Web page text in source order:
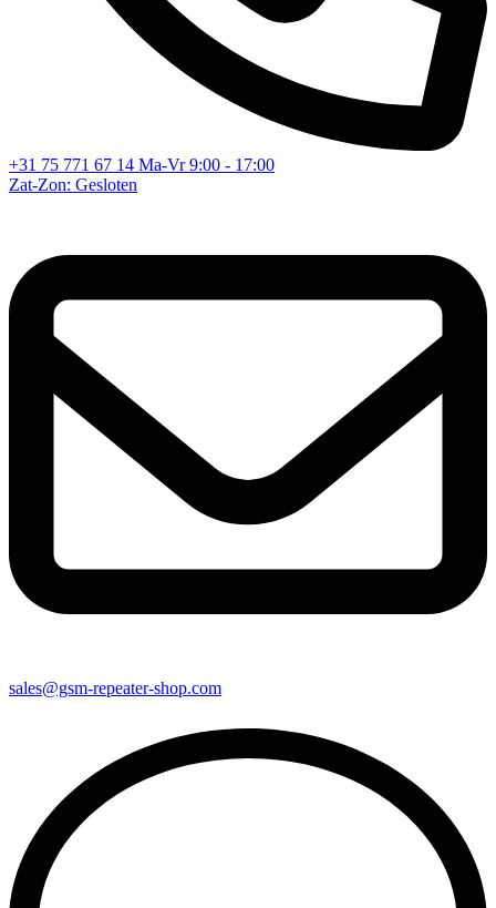
+31 75 771 67 14 Ma-Vr 9:00 - 17:00
Zat-Zon: Gesloten
sales@gsm-repeater-shop.com